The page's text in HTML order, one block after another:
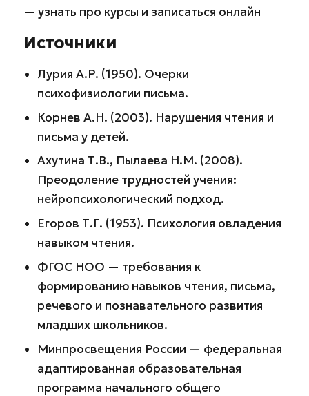
— узнать про курсы и записаться онлайн
Источники
Лурия А.Р. (1950). Очерки
психофизиологии письма.
Корнев А.Н. (2003). Нарушения чтения и
письма у детей.
Ахутина Т.В., Пылаева Н.М. (2008).
Преодоление трудностей учения:
нейропсихологический подход.
Егоров Т.Г. (1953). Психология овладения
навыком чтения.
ФГОС НОО — требования к
формированию навыков чтения, письма,
речевого и познавательного развития
младших школьников.
Минпросвещения России — федеральная
адаптированная образовательная
программа начального общего